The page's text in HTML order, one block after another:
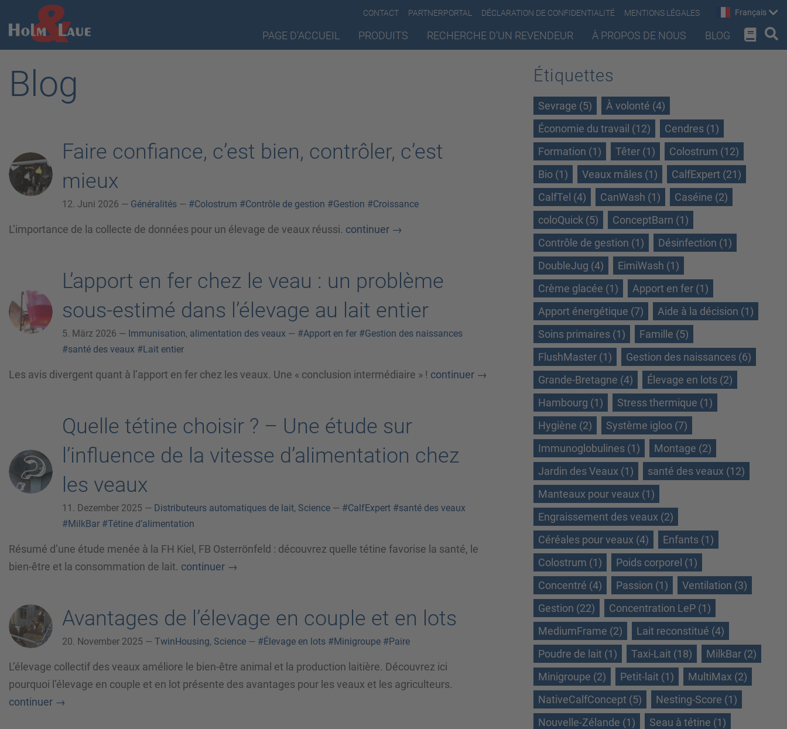
CONTACT PARTNERPORTAL DÉCLARATION DE CONFIDENTIALITÉ MENTIONS LÉGALES Français
PAGE D’ACCUEIL PRODUITS RECHERCHE D’UN REVENDEUR À PROPOS DE NOUS BLOG
Blog
Faire confiance, c’est bien, contrôler, c’est
mieux
12. Juni 2026 — Généralités — #Colostrum #Contrôle de gestion #Gestion #Croissance
L’importance de la collecte de données pour un élevage de veaux réussi. continuer →
L’apport en fer chez le veau : un problème
sous-estimé dans l’élevage au lait entier
5. März 2026 — Immunisation, alimentation des veaux — #Apport en fer #Gestion des naissances
#santé des veaux #Lait entier
Les avis divergent quant à l’apport en fer chez les veaux. Une « conclusion intermédiaire » ! continuer →
Quelle tétine choisir ? – Une étude sur
l’influence de la vitesse d’alimentation chez
les veaux
11. Dezember 2025 — Distributeurs automatiques de lait, Science — #CalfExpert #santé des veaux
#MilkBar #Tétine d’alimentation
Résumé d’une étude menée à la FH Kiel, FB Osterrönfeld : découvrez quelle tétine favorise la santé, le
bien-être et la consommation de lait. continuer →
Avantages de l’élevage en couple et en lots
20. November 2025 — TwinHousing, Science — #Élevage en lots #Minigroupe #Paire
L’élevage collectif des veaux améliore le bien-être animal et la production laitière. Découvrez ici
pourquoi l’élevage en couple et en lot présente des avantages pour les veaux et les agriculteurs.
continuer →
Étiquettes
Sevrage (5)
À volonté (4)
Économie du travail (12)
Cendres (1)
Formation (1)
Têter (1)
Colostrum (12)
Bio (1)
Veaux mâles (1)
CalfExpert (21)
CalfTel (4)
CanWash (1)
Caséine (2)
coloQuick (5)
ConceptBarn (1)
Contrôle de gestion (1)
Désinfection (1)
DoubleJug (4)
EimiWash (1)
Crème glacée (1)
Apport en fer (1)
Apport énergétique (7)
Aide à la décision (1)
Soins primaires (1)
Famille (5)
FlushMaster (1)
Gestion des naissances (6)
Grande-Bretagne (4)
Élevage en lots (2)
Hambourg (1)
Stress thermique (1)
Hygiène (2)
Système igloo (7)
Immunoglobulines (1)
Montage (2)
Jardin des Veaux (1)
santé des veaux (12)
Manteaux pour veaux (1)
Engraissement des veaux (2)
Céréales pour veaux (4)
Enfants (1)
Colostrum (1)
Poids corporel (1)
Concentré (4)
Passion (1)
Ventilation (3)
Gestion (22)
Concentration LeP (1)
MediumFrame (2)
Lait reconstitué (4)
Poudre de lait (1)
Taxi-Lait (18)
MilkBar (2)
Minigroupe (2)
Petit-lait (1)
MultiMax (2)
NativeCalfConcept (5)
Nesting-Score (1)
Nouvelle-Zélande (1)
Seau à tétine (1)